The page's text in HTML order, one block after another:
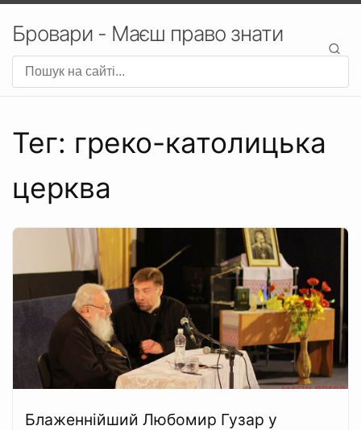
Бровари - Маєш право знати
Тег: греко-католицька
церква
Блаженнійший Любомир Гузар у